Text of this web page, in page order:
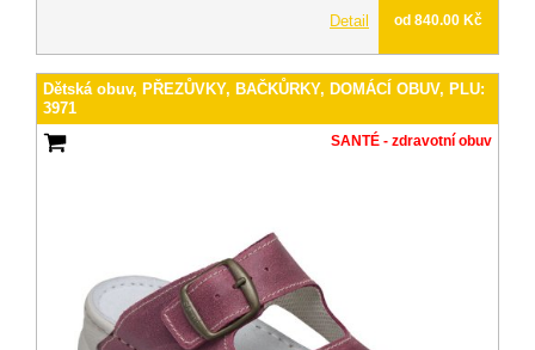
Detail od 840.00 Kč
Dětská obuv, PŘEZŮVKY, BAČKŮRKY, DOMÁCÍ OBUV, PLU:
3971
SANTÉ - zdravotní obuv